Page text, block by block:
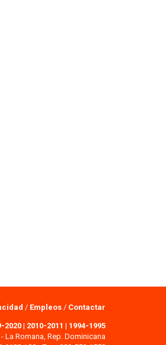
/ Empleos / Contactar
2020 | 2010-2011 | 1994-1995
- La Romana, Rep. Dominicana